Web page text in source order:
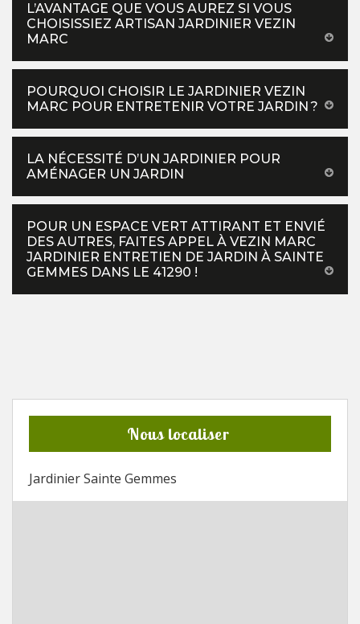
L’AVANTAGE QUE VOUS AUREZ SI VOUS
CHOISISSIEZ ARTISAN JARDINIER VEZIN
MARC
POURQUOI CHOISIR LE JARDINIER VEZIN
MARC POUR ENTRETENIR VOTRE JARDIN ?
LA NÉCESSITÉ D’UN JARDINIER POUR
AMÉNAGER UN JARDIN
POUR UN ESPACE VERT ATTIRANT ET ENVIÉ
DES AUTRES, FAITES APPEL À VEZIN MARC
JARDINIER ENTRETIEN DE JARDIN À SAINTE
GEMMES DANS LE 41290 !
Nous localiser
Jardinier Sainte Gemmes